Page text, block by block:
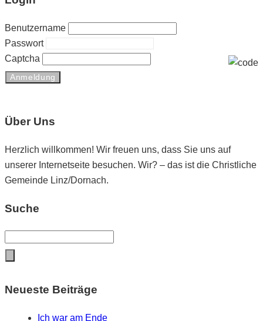
Benutzername
Passwort
Captcha
Über Uns
Herzlich willkommen! Wir freuen uns, dass Sie uns auf
unserer Internetseite besuchen. Wir? – das ist die Christliche
Gemeinde Linz/Dornach.
Suche
Neueste Beiträge
Ich war am Ende